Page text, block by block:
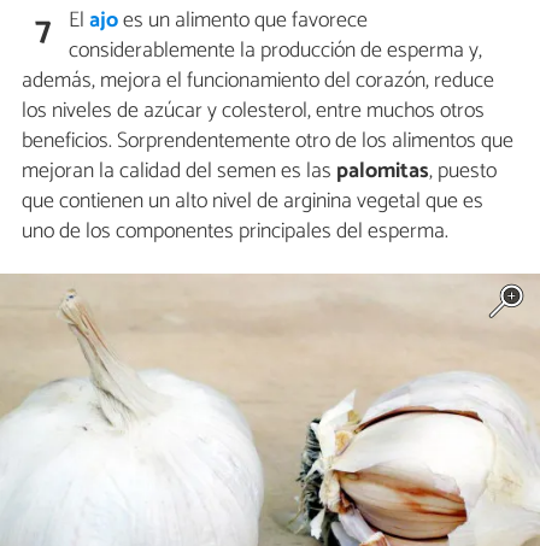
7 Elajoes un alimento que favorece
considerablemente la producción de esperma y,
además, mejora el funcionamiento del corazón, reduce
los niveles de azúcar y colesterol, entre muchos otros
beneficios. Sorprendentemente otro de los alimentos que
mejoran la calidad del semen es las palomitas, puesto
que contienen un alto nivel de arginina vegetal que es
uno de los componentes principales del esperma.